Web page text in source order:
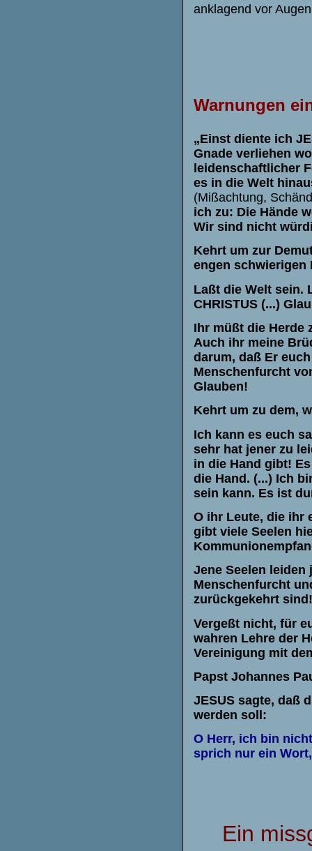
anklagend vor
Warnungen
„Einst diente ich
Gnade verliehen
leidenschaftlicher
es in die Welt
(Mißachtung,
ich zu: Die Hände
Wir sind nicht
Kehrt um zur
engen schwierigen
Laßt die Welt sein.
CHRISTUS (...)
Ihr müßt die Herde
Auch ihr meine
darum, daß Er
Menschenfurcht
Glauben!
Kehrt um zu dem,
Ich kann es euch
sehr hat jener zu
in die Hand gibt!
die Hand. (...) Ich
sein kann. Es ist
O ihr Leute, die ihr
gibt viele Seelen
Jene Seelen
Menschenfurcht
zurückgekehrt sind!
Vergeßt nicht, für
wahren Lehre der
Vereinigung mit
Papst Johannes
JESUS sagte, daß
werden soll:
O Herr, ich bin
sprich nur ein
Ein